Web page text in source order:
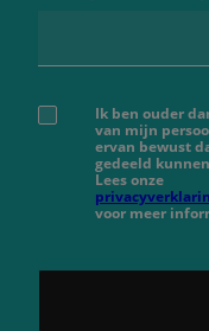
Ik ben ouder
van mijn
ervan bewust
gedeeld
Lees onze
voor meer